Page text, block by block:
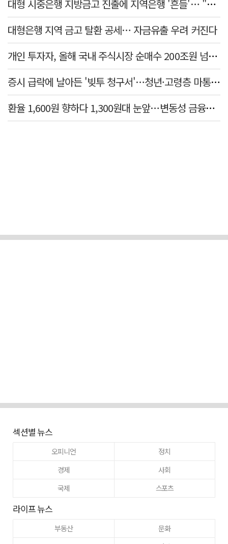
대형 시중은행 지방금고 진출에 지역은행 '흔들'… "생태계 보호 장치 필요"
대형은행 지역 금고 탈환 공세… 자금유출 우려 커진다
개인 투자자, 올해 국내 주식시장 순매수 200조원 넘었다
증시 급락에 날아든 '빚투 청구서'…청년·고령층 마통 연체↑
환율 1,600원 향하다 1,300원대 눈앞…변동성 금융위기 후 최고
섹션별 뉴스
오피니언
정치
경제
사회
국제
스포츠
라이프 뉴스
부동산
문화